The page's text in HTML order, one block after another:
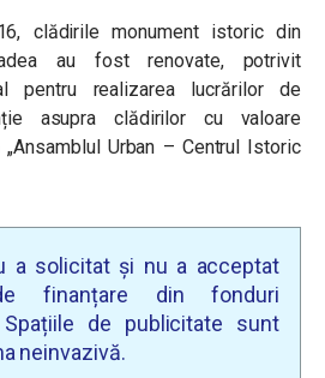
clădirile monument istoric din
au fost renovate, potrivit
pentru realizarea lucrărilor de
asupra clădirilor cu valoare
Urban – Centrul Istoric
a solicitat și nu a acceptat
finanțare din fonduri
Spațiile de publicitate sunt
neinvazivă.